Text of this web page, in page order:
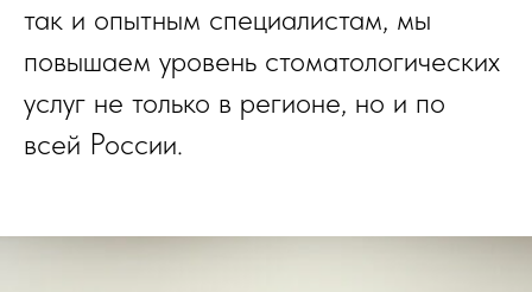
так и опытным специалистам, мы
повышаем уровень стоматологических
услуг не только в регионе, но и по
всей России.